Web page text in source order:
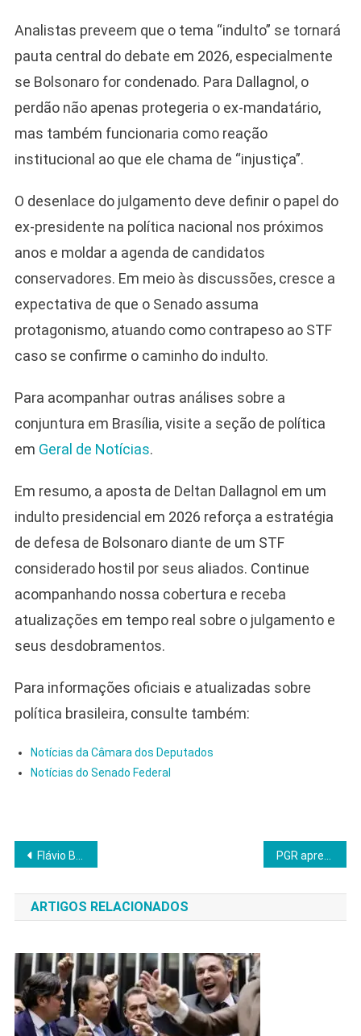
Analistas preveem que o tema “indulto” se tornará
pauta central do debate em 2026, especialmente
se Bolsonaro for condenado. Para Dallagnol, o
perdão não apenas protegeria o ex-mandatário,
mas também funcionaria como reação
institucional ao que ele chama de “injustiça”.
O desenlace do julgamento deve definir o papel do
ex-presidente na política nacional nos próximos
anos e moldar a agenda de candidatos
conservadores. Em meio às discussões, cresce a
expectativa de que o Senado assuma
protagonismo, atuando como contrapeso ao STF
caso se confirme o caminho do indulto.
Para acompanhar outras análises sobre a
conjuntura em Brasília, visite a seção de política
em Geral de Notícias.
Em resumo, a aposta de Deltan Dallagnol em um
indulto presidencial em 2026 reforça a estratégia
de defesa de Bolsonaro diante de um STF
considerado hostil por seus aliados. Continue
acompanhando nossa cobertura e receba
atualizações em tempo real sobre o julgamento e
seus desdobramentos.
Para informações oficiais e atualizadas sobre
política brasileira, consulte também:
Notícias da Câmara dos Deputados
Notícias do Senado Federal
Navegação
de
Post
Flávio Bolsonaro confirma engajamento de Tarcísio na articulação por anistia ampla
ARTIGOS RELACIONADOS